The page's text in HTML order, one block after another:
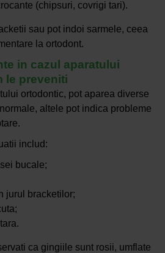
(chipsuri, covrigi tari).
sau pot indoi sarmele, ceea
la ortodont.
in cazul aparatului
le preveniti
ortodontic, pot aparea diverse
altele pot indica probleme
includ:
bucale;
jurul bracketilor;
ca gingiile sunt rosii, umflate